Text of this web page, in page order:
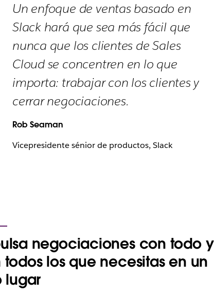
Un enfoque de ventas basado en
Slack hará que sea más fácil que
nunca que los clientes de Sales
Cloud se concentren en lo que
importa: trabajar con los clientes y
cerrar negociaciones.
Rob Seaman
Vicepresidente sénior de productos, Slack
negociaciones con todo y
los que necesitas en un
lugar